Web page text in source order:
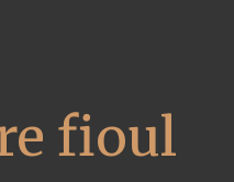
fioul